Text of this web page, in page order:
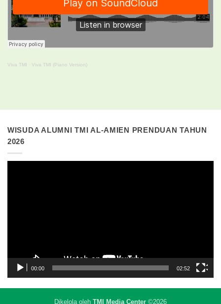
Viva TMI · Viva TMI (Piano Version)
WISUDA ALUMNI TMI AL-AMIEN PRENDUAN TAHUN
2026
00:00 02:52
Dikelola oleh TMI Media Center ©2026